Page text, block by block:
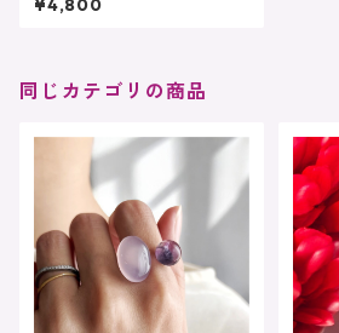
サイズ、刻印あり
¥4,800
同じカテゴリの商品